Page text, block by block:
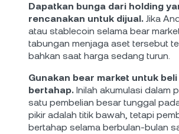
Dapatkan bunga dari holding
rencanakan untuk dijual. Jika
atau stablecoin selama bear
tabungan menjaga aset tersebut
bahkan saat harga sedang turun.
Gunakan bear market untuk
bertahap. Inilah akumulasi dalam
satu pembelian besar tunggal
pikir adalah titik bawah, tetapi
bertahap selama berbulan-bulan